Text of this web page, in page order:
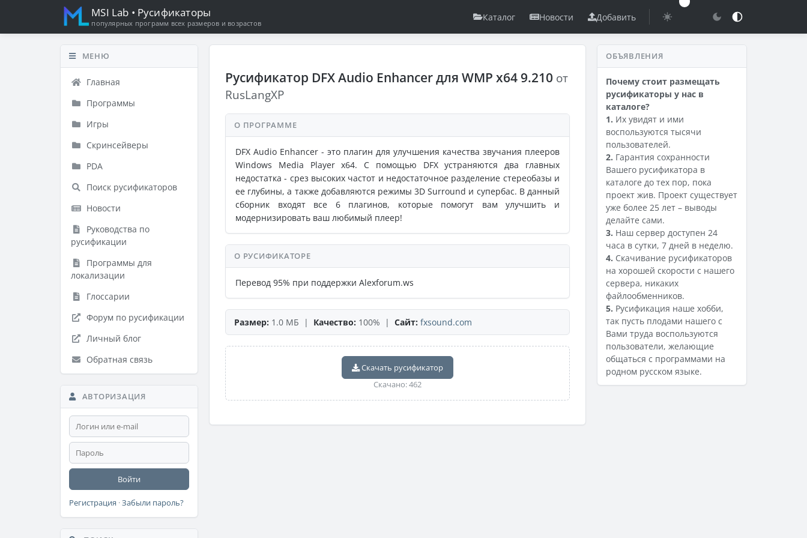
MSI Lab • Русификаторы
популярных программ всех размеров и возрастов
Каталог Новости Добавить
МЕНЮ
Главная
Программы
Игры
Скринсейверы
PDA
Поиск русификаторов
Новости
Руководства по
русификации
Программы для
локализации
Глоссарии
Форум по русификации
Личный блог
Обратная связь
АВТОРИЗАЦИЯ
Войти
Регистрация ·Забыли пароль?
Русификатор DFX Audio Enhancer для WMP x64 9.210 от
RusLangXP
О ПРОГРАММЕ
DFX Audio Enhancer - это плагин для улучшения качества звучания плееров
Windows Media Player x64. С помощью DFX устраняются два главных
недостатка - срез высоких частот и недостаточное разделение стереобазы и
ее глубины, а также добавляются режимы 3D Surround и супербас. В данный
сборник входят все 6 плагинов, которые помогут вам улучшить и
модернизировать ваш любимый плеер!
О РУСИФИКАТОРЕ
Перевод 95% при поддержки Alexforum.ws
Размер: 1.0 МБ | Качество: 100% | Сайт: fxsound.com
Скачать русификатор
Скачано: 462
ОБЪЯВЛЕНИЯ
Почему стоит размещать
русификаторы у нас в
каталоге?
1. Их увидят и ими
воспользуются тысячи
пользователей.
2. Гарантия сохранности
Вашего русификатора в
каталоге до тех пор, пока
проект жив. Проект существует
уже более 25 лет – выводы
делайте сами.
3. Наш сервер доступен 24
часа в сутки, 7 дней в неделю.
4. Скачивание русификаторов
на хорошей скорости с нашего
сервера, никаких
файлообменников.
5. Русификация наше хобби,
так пусть плодами нашего с
Вами труда воспользуются
пользователи, желающие
общаться с программами на
родном русском языке.